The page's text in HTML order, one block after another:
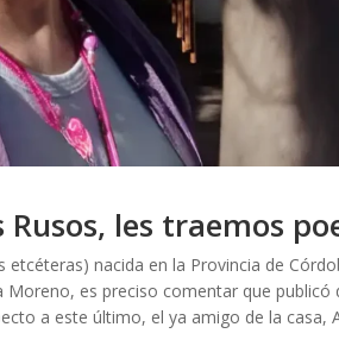
Rusos, les traemos
nacida en la Provincia de
es preciso comentar que
a este último, el ya amigo de la casa,